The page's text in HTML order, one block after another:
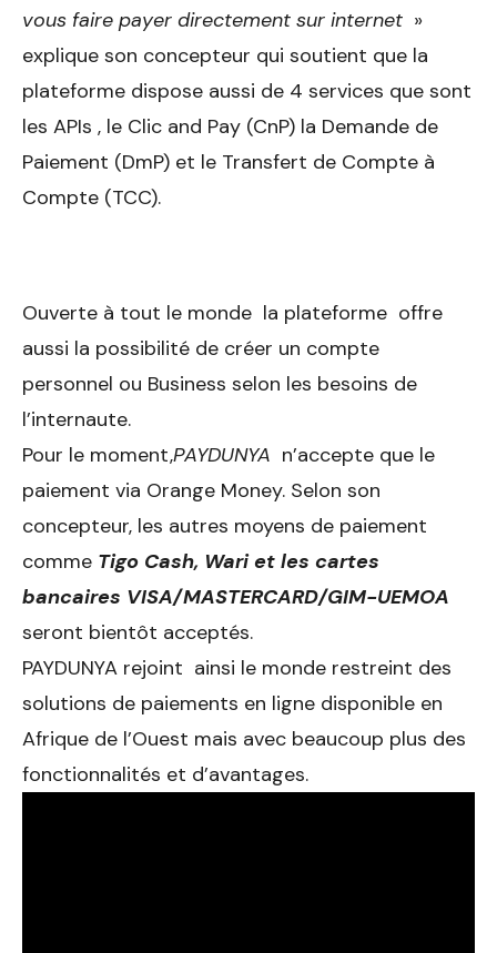
vous faire payer directement sur internet »
explique son concepteur qui soutient que la
plateforme dispose aussi de 4 services que sont
les APIs , le Clic and Pay (CnP) la Demande de
Paiement (DmP) et le Transfert de Compte à
Compte (TCC).
Ouverte à tout le monde la plateforme offre
aussi la possibilité de créer un compte
personnel ou Business selon les besoins de
l’internaute.
Pour le moment,PAYDUNYA n’accepte que le
paiement via Orange Money. Selon son
concepteur, les autres moyens de paiement
comme Tigo Cash, Wari et les cartes
bancaires VISA/MASTERCARD/GIM-UEMOA
seront bientôt acceptés.
PAYDUNYA rejoint ainsi le monde restreint des
solutions de paiements en ligne disponible en
Afrique de l’Ouest mais avec beaucoup plus des
fonctionnalités et d’avantages.